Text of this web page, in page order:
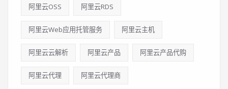
阿里云OSS 阿里云RDS
阿里云Web应用托管服务 阿里云主机
阿里云云解析 阿里云产品 阿里云产品代购
阿里云代理 阿里云代理商